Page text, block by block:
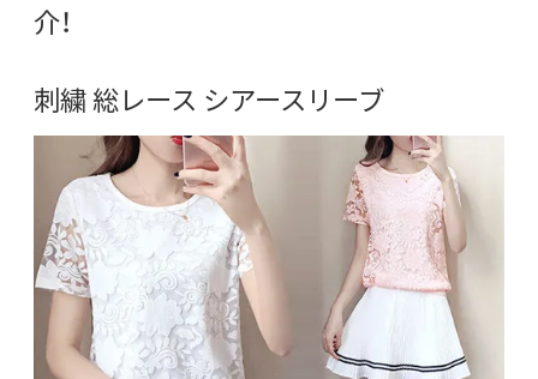
介！
刺繍 総レース シアースリーブ